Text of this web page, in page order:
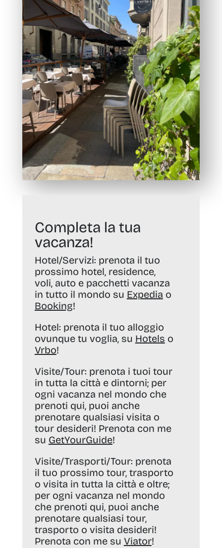
Completa la tua
vacanza!
Hotel/Servizi: prenota il tuo
prossimo hotel, residence,
voli, auto e pacchetti vacanza
in tutto il mondo su Expedia o
Booking!
Hotel: prenota il tuo alloggio
ovunque tu voglia, su Hotels o
Vrbo!
Visite/Tour: prenota i tuoi tour
in tutta la città e dintorni; per
ogni vacanza nel mondo che
prenoti qui, puoi anche
prenotare qualsiasi visita o
tour desideri! Prenota con me
su GetYourGuide!
Visite/Trasporti/Tour: prenota
il tuo prossimo tour, trasporto
o visita in tutta la città e oltre;
per ogni vacanza nel mondo
che prenoti qui, puoi anche
prenotare qualsiasi tour,
trasporto o visita desideri!
Prenota con me su Viator!